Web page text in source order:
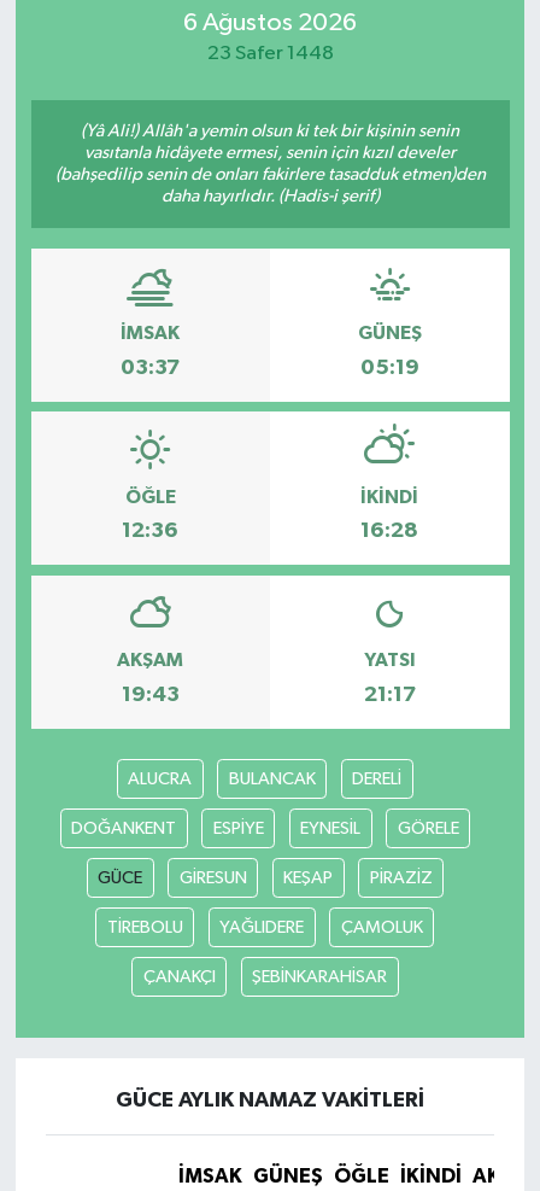
6 Ağustos 2026
23 Safer 1448
(Yâ Ali!) Allâh'a yemin olsun ki tek bir kişinin senin
vasıtanla hidâyete ermesi, senin için kızıl develer
(bahşedilip senin de onları fakirlere tasadduk etmen)den
daha hayırlıdır. (Hadis-i şerif)
İMSAK
03:37
GÜNEŞ
05:19
ÖĞLE
12:36
İKINDI
16:28
AKŞAM
19:43
YATSI
21:17
ALUCRA BULANCAK DERELİ
DOĞANKENT ESPİYE EYNESİL GÖRELE
GÜCE GİRESUN KEŞAP PİRAZİZ
TİREBOLU YAĞLIDERE ÇAMOLUK
ÇANAKÇI ŞEBİNKARAHİSAR
GÜCE AYLIK NAMAZ VAKITLERI
İMSAK GÜNEŞ ÖĞLE İKINDI